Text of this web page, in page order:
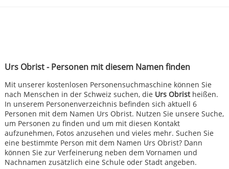
Urs Obrist - Personen mit diesem Namen finden
Mit unserer kostenlosen Personensuchmaschine können Sie
nach Menschen in der Schweiz suchen, die Urs Obristheißen.
In unserem Personenverzeichnis befinden sich aktuell 6
Personen mit dem Namen Urs Obrist. Nutzen Sie unsere Suche,
um Personen zu finden und um mit diesen Kontakt
aufzunehmen, Fotos anzusehen und vieles mehr. Suchen Sie
eine bestimmte Person mit dem Namen Urs Obrist? Dann
können Sie zur Verfeinerung neben dem Vornamen und
Nachnamen zusätzlich eine Schule oder Stadt angeben.